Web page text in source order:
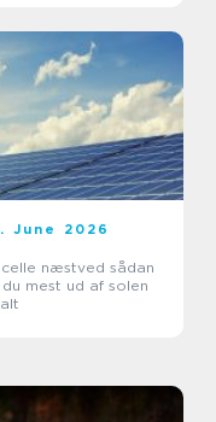
June 2026
næstved sådan
mest ud af solen